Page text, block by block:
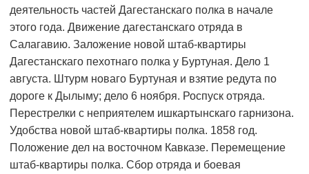
деятельность частей Дагестанскаго полка в начале
этого года. Движение дагестанскаго отряда в
Салагавию. Заложение новой штаб-квартиры
Дагестанскаго пехотнаго полка у Буртуная. Дело 1
августа. Штурм новаго Буртуная и взятие редута по
дороге к Дылыму; дело 6 ноября. Роспуск отряда.
Перестрелки с неприятелем ишкартынскаго гарнизона.
Удобства новой штаб-квартиры полка. 1858 год.
Положение дел на восточном Кавказе. Перемещение
штаб-квартиры полка. Сбор отряда и боевая